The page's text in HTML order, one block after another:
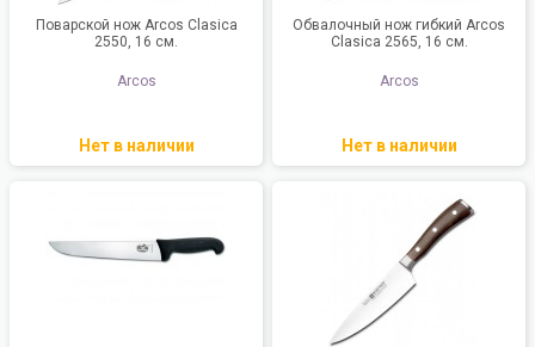
Поварской нож Arcos Clasica
2550, 16 см.
Arcos
Нет в наличии
Обвалочный нож гибкий Arcos
Clasica 2565, 16 см.
Arcos
Нет в наличии